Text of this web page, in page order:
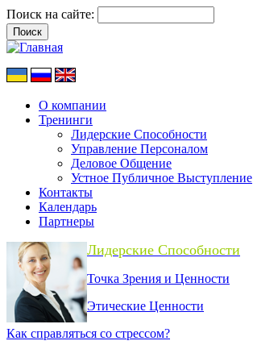
Поиск на сайте:
О компании
Тренинги
Лидерские Способности
Управление Персоналом
Деловое Общение
Устное Публичное Выступление
Контакты
Календарь
Партнеры
Лидерские Способности
Точка Зрения и Ценности
Этические Ценности
Как справляться со стрессом?